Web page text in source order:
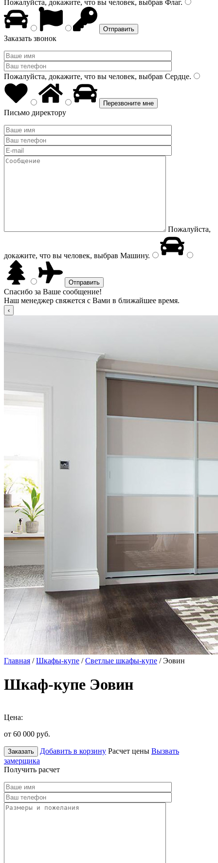
Пожалуйста, докажите, что вы человек, выбрав Флаг.
Заказать звонок
Пожалуйста, докажите, что вы человек, выбрав Сердце.
Письмо директору
Пожалуйста,
докажите, что вы человек, выбрав Машину.
Спасибо за Ваше сообщение!
Наш менеджер свяжется с Вами в ближайшее время.
Главная /Шкафы-купе /Светлые шкафы-купе / Эовин
Шкаф-купе Эовин
Цена:
от 60 000 руб.
Заказать Добавить в корзину Расчет цены Вызвать
замерщика
Получить расчет